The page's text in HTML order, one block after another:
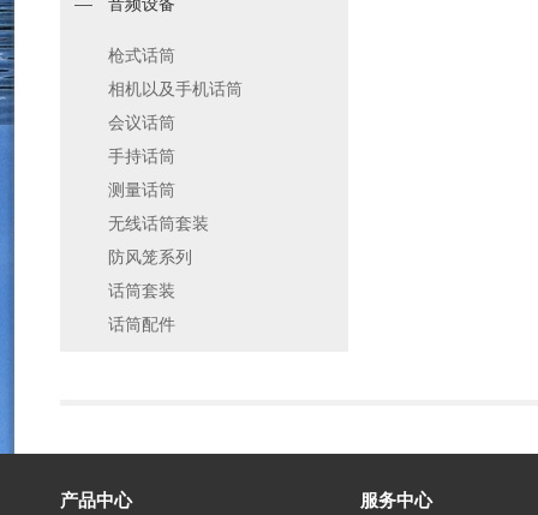
音频设备
枪式话筒
相机以及手机话筒
会议话筒
手持话筒
测量话筒
无线话筒套装
防风笼系列
话筒套装
话筒配件
产品中心
服务中心